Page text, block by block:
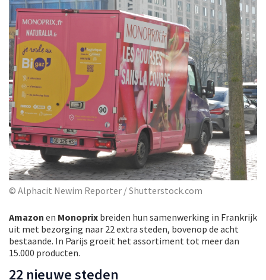
© Alphacit Newim Reporter / Shutterstock.com
Amazon en Monoprix breiden hun samenwerking in Frankrijk
uit met bezorging naar 22 extra steden, bovenop de acht
bestaande. In Parijs groeit het assortiment tot meer dan
15.000 producten.
22 nieuwe steden